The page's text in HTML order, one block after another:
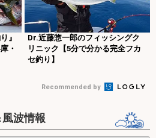
』
・
Dr.近藤惣一郎のフィッシングク
リニック【5分で分かる完全フカ
セ釣り】
Recommended by
波情報